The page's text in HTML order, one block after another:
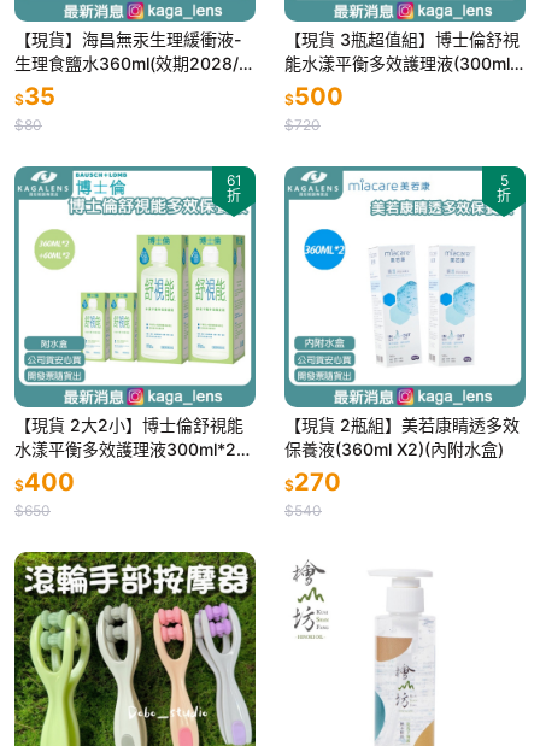
【現貨】海昌無汞生理緩衝液-
生理食鹽水360ml(效期2028/1
1/24)
$35
$80
【現貨 3瓶超值組】博士倫舒視
能水漾平衡多效護理液(300ml*
3)(效期26-11)
$500
$720
61
折
【現貨 2大2小】博士倫舒視能
水漾平衡多效護理液300ml*2+
60ml*2
$400
$650
5
折
【現貨 2瓶組】美若康睛透多效
保養液(360ml X2)(內附水盒)
$270
$540